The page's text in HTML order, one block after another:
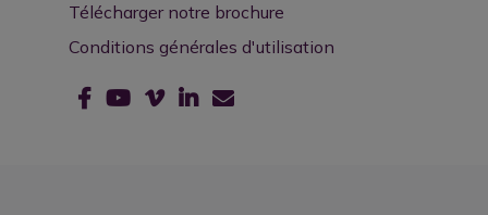
Télécharger notre brochure
Conditions générales d'utilisation